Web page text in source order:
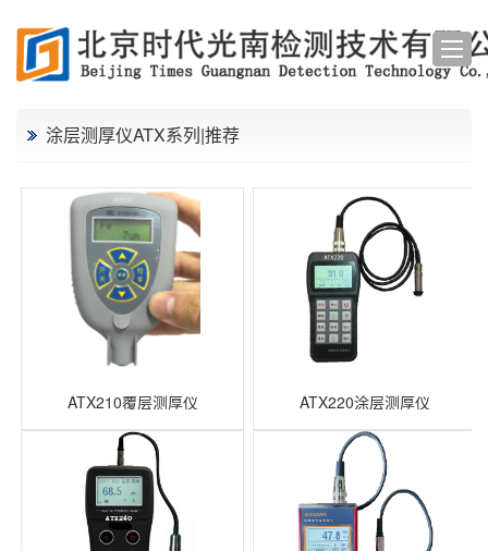
涂层测厚仪ATX系列|推荐
ATX210覆层测厚仪 ATX220涂层测厚仪